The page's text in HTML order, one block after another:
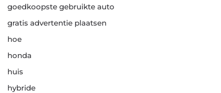
goedkoopste gebruikte auto
gratis advertentie plaatsen
hoe
honda
huis
hybride